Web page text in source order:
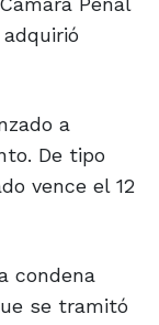
a
De tipo
vence el 12
condena
se tramitó